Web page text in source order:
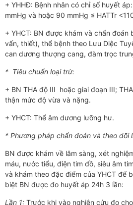
+ YHHĐ: Bệnh nhân có chỉ số huyết
mmHg và hoặc 90 mmHg ≤ HATTr
+ YHCT: BN được khám và chẩn
vấn, thiết), thể bệnh theo Lưu Diệc
can dương thượng cang, đàm trọc
* Tiêu chuẩn loại trừ:
+ BN THA độ III hoặc giai đoạn III;
thận mức độ vừa và nặng.
+ YHCT: Thể âm dương lưỡng hư.
* Phương pháp chẩn đoán và theo dõi
BN đ­ược khám về lâm sàng, xét
máu, n­ước tiểu, điện tim đồ, siêu âm
và khám theo đặc điểm của YHCT để
biệt BN được đo huyết áp 24h 3 lần:
Lần 1: Tr­ước khi vào nghiên cứu đo